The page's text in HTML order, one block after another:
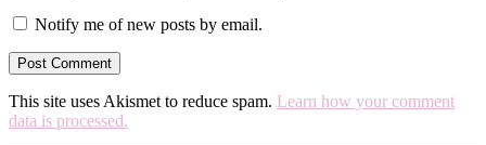
Notify me of new posts by email.
This site uses Akismet to reduce spam. Learn how your comment
data is processed.